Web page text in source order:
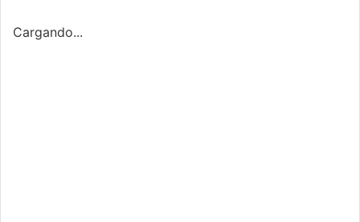
Cargando...